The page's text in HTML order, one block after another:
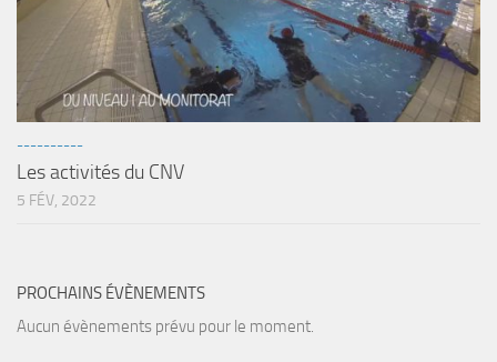
Fosse
Sorties techniques
APNEE
Sorties 2026
Sorties 2025
----------
Les activités du CNV
5 FÉV, 2022
PROCHAINS ÉVÈNEMENTS
Aucun évènements prévu pour le moment.